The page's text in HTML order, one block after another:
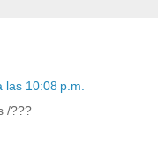
10:08 p.m.
/???